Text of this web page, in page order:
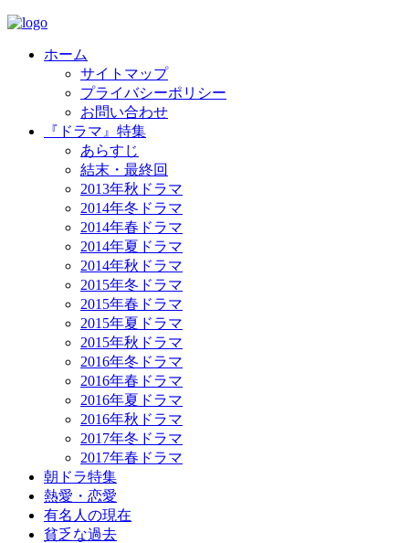
ホーム
サイトマップ
プライバシーポリシー
お問い合わせ
『ドラマ』特集
あらすじ
結末・最終回
2013年秋ドラマ
2014年冬ドラマ
2014年春ドラマ
2014年夏ドラマ
2014年秋ドラマ
2015年冬ドラマ
2015年春ドラマ
2015年夏ドラマ
2015年秋ドラマ
2016年冬ドラマ
2016年春ドラマ
2016年夏ドラマ
2016年秋ドラマ
2017年冬ドラマ
2017年春ドラマ
朝ドラ特集
熱愛・恋愛
有名人の現在
貧乏な過去